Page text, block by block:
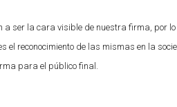
a ser la cara visible de nuestra firma, por
el reconocimiento de las mismas en la
para el público final.